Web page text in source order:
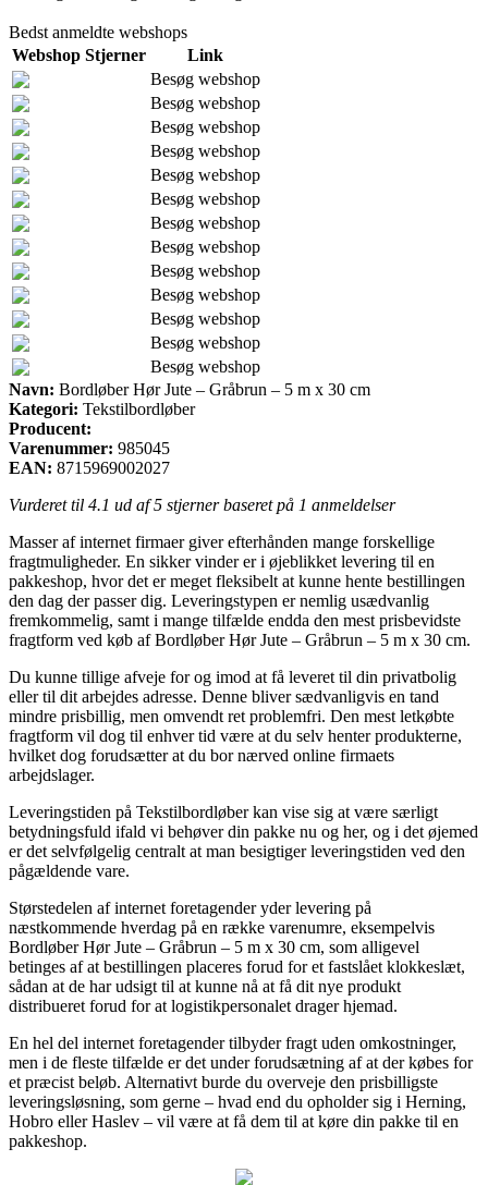
Bedst anmeldte webshops
Webshop Stjerner
Link
Besøg webshop
Besøg webshop
Besøg webshop
Besøg webshop
Besøg webshop
Besøg webshop
Besøg webshop
Besøg webshop
Besøg webshop
Besøg webshop
Besøg webshop
Besøg webshop
Besøg webshop
Navn: Bordløber Hør Jute – Gråbrun – 5 m x 30 cm
Kategori: Tekstilbordløber
Producent:
Varenummer: 985045
EAN: 8715969002027
Vurderet til 4.1 ud af 5 stjerner baseret på 1 anmeldelser
Masser af internet firmaer giver efterhånden mange forskellige
fragtmuligheder. En sikker vinder er i øjeblikket levering til en
pakkeshop, hvor det er meget fleksibelt at kunne hente bestillingen
den dag der passer dig. Leveringstypen er nemlig usædvanlig
fremkommelig, samt i mange tilfælde endda den mest prisbevidste
fragtform ved køb af Bordløber Hør Jute – Gråbrun – 5 m x 30 cm.
Du kunne tillige afveje for og imod at få leveret til din privatbolig
eller til dit arbejdes adresse. Denne bliver sædvanligvis en tand
mindre prisbillig, men omvendt ret problemfri. Den mest letkøbte
fragtform vil dog til enhver tid være at du selv henter produkterne,
hvilket dog forudsætter at du bor nærved online firmaets
arbejdslager.
Leveringstiden på Tekstilbordløber kan vise sig at være særligt
betydningsfuld ifald vi behøver din pakke nu og her, og i det øjemed
er det selvfølgelig centralt at man besigtiger leveringstiden ved den
pågældende vare.
Størstedelen af internet foretagender yder levering på
næstkommende hverdag på en række varenumre, eksempelvis
Bordløber Hør Jute – Gråbrun – 5 m x 30 cm, som alligevel
betinges af at bestillingen placeres forud for et fastslået klokkeslæt,
sådan at de har udsigt til at kunne nå at få dit nye produkt
distribueret forud for at logistikpersonalet drager hjemad.
En hel del internet foretagender tilbyder fragt uden omkostninger,
men i de fleste tilfælde er det under forudsætning af at der købes for
et præcist beløb. Alternativt burde du overveje den prisbilligste
leveringsløsning, som gerne – hvad end du opholder sig i Herning,
Hobro eller Haslev – vil være at få dem til at køre din pakke til en
pakkeshop.